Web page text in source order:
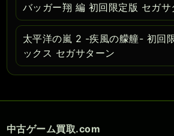
バッガー翔 編 初回限定版 セガサ
太平洋の嵐 2 -疾風の艨艟- 初回
ックス セガサターン
中古ゲーム買取.com